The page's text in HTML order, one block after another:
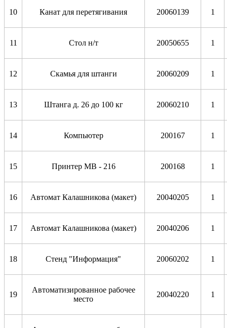
10 Канат для перетягивания 20060139 1
11 Стол н/т 20050655 1
12 Скамья для штанги 20060209 1
13 Штанга д. 26 до 100 кг 20060210 1
14 Компьютер 200167 1
15 Принтер МВ - 216 200168 1
16 Автомат Калашникова (макет) 20040205 1
17 Автомат Калашникова (макет) 20040206 1
18 Стенд "Информация" 20060202 1
19
Автоматизированное рабочее
место
20040220 1